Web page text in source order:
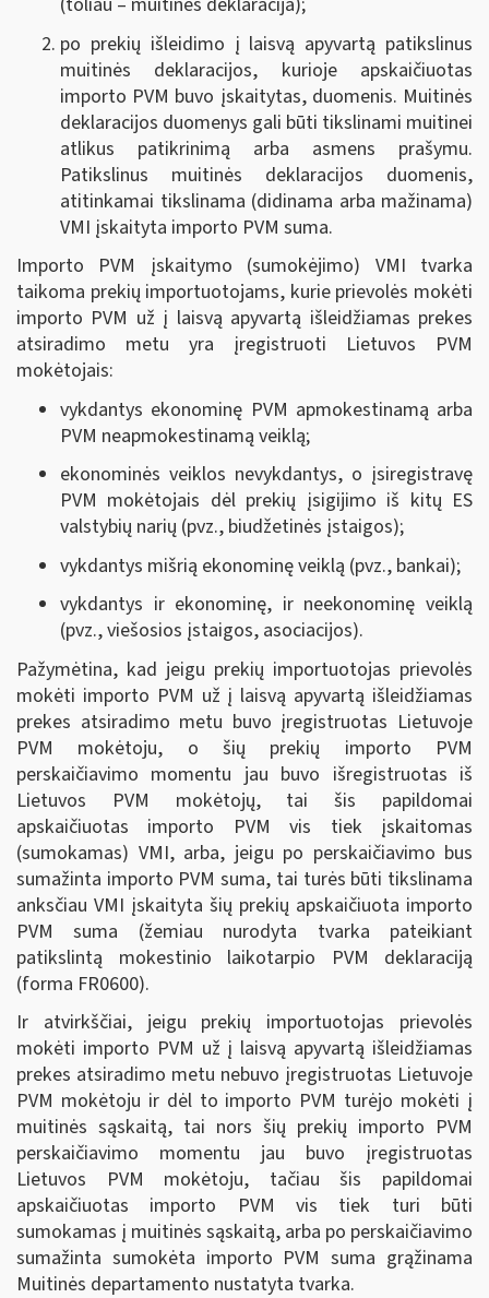
po prekių išleidimo į laisvą apyvartą patikslinus
muitinės deklaracijos, kurioje apskaičiuotas
importo PVM buvo įskaitytas, duomenis. Muitinės
deklaracijos duomenys gali būti tikslinami muitinei
atlikus patikrinimą arba asmens prašymu.
Patikslinus muitinės deklaracijos duomenis,
atitinkamai tikslinama (didinama arba mažinama)
VMI įskaityta importo PVM suma.
Importo PVM įskaitymo (sumokėjimo) VMI tvarka
taikoma prekių importuotojams, kurie prievolės mokėti
importo PVM už į laisvą apyvartą išleidžiamas prekes
atsiradimo metu yra įregistruoti Lietuvos PVM
mokėtojais:
vykdantys ekonominę PVM apmokestinamą arba
PVM neapmokestinamą veiklą;
ekonominės veiklos nevykdantys, o įsiregistravę
PVM mokėtojais dėl prekių įsigijimo iš kitų ES
valstybių narių (pvz., biudžetinės įstaigos);
vykdantys mišrią ekonominę veiklą (pvz., bankai);
vykdantys ir ekonominę, ir neekonominę veiklą
(pvz., viešosios įstaigos, asociacijos).
Pažymėtina, kad jeigu prekių importuotojas prievolės
mokėti importo PVM už į laisvą apyvartą išleidžiamas
prekes atsiradimo metu buvo įregistruotas Lietuvoje
PVM mokėtoju, o šių prekių importo PVM
perskaičiavimo momentu jau buvo išregistruotas iš
Lietuvos PVM mokėtojų, tai šis papildomai
apskaičiuotas importo PVM vis tiek įskaitomas
(sumokamas) VMI, arba, jeigu po perskaičiavimo bus
sumažinta importo PVM suma, tai turės būti tikslinama
anksčiau VMI įskaityta šių prekių apskaičiuota importo
PVM suma (žemiau nurodyta tvarka pateikiant
patikslintą mokestinio laikotarpio PVM deklaraciją
(forma FR0600).
Ir atvirkščiai, jeigu prekių importuotojas prievolės
mokėti importo PVM už į laisvą apyvartą išleidžiamas
prekes atsiradimo metu nebuvo įregistruotas Lietuvoje
PVM mokėtoju ir dėl to importo PVM turėjo mokėti į
muitinės sąskaitą, tai nors šių prekių importo PVM
perskaičiavimo momentu jau buvo įregistruotas
Lietuvos PVM mokėtoju, tačiau šis papildomai
apskaičiuotas importo PVM vis tiek turi būti
sumokamas į muitinės sąskaitą, arba po perskaičiavimo
sumažinta sumokėta importo PVM suma grąžinama
Muitinės departamento nustatyta tvarka.